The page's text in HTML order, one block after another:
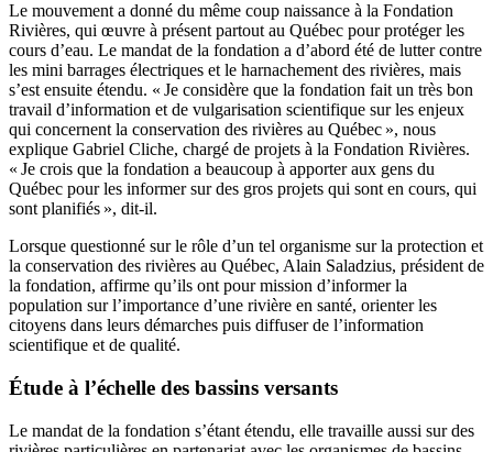
Le mouvement a donné du même coup naissance à la Fondation
Rivières, qui œuvre à présent partout au Québec pour protéger les
cours d’eau. Le mandat de la fondation a d’abord été de lutter contre
les mini barrages électriques et le harnachement des rivières, mais
s’est ensuite étendu. « Je considère que la fondation fait un très bon
travail d’information et de vulgarisation scientifique sur les enjeux
qui concernent la conservation des rivières au Québec », nous
explique Gabriel Cliche, chargé de projets à la Fondation Rivières.
« Je crois que la fondation a beaucoup à apporter aux gens du
Québec pour les informer sur des gros projets qui sont en cours, qui
sont planifiés », dit-il.
Lorsque questionné sur le rôle d’un tel organisme sur la protection et
la conservation des rivières au Québec, Alain Saladzius, président de
la fondation, affirme qu’ils ont pour mission d’informer la
population sur l’importance d’une rivière en santé, orienter les
citoyens dans leurs démarches puis diffuser de l’information
scientifique et de qualité.
Étude à l’échelle des bassins versants
Le mandat de la fondation s’étant étendu, elle travaille aussi sur des